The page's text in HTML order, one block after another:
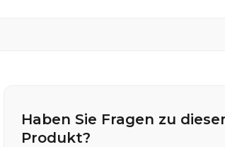
Haben Sie Fragen zu
Produkt?